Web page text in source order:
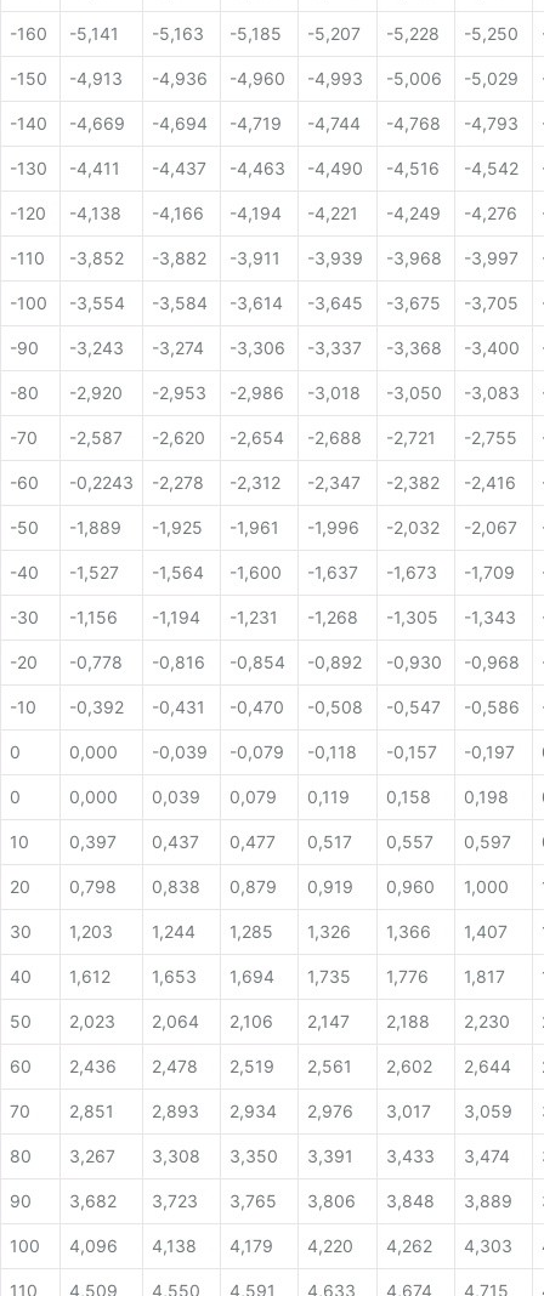
-160 -5,141 -5,163 -5,185 -5,207 -5,228 -5,250
-150 -4,913 -4,936 -4,960 -4,993 -5,006 -5,029
-140 -4,669 -4,694 -4,719 -4,744 -4,768 -4,793
-130 -4,411 -4,437 -4,463 -4,490 -4,516 -4,542
-120 -4,138 -4,166 -4,194 -4,221 -4,249 -4,276
-110 -3,852 -3,882 -3,911 -3,939 -3,968 -3,997
-100 -3,554 -3,584 -3,614 -3,645 -3,675 -3,705
-90 -3,243 -3,274 -3,306 -3,337 -3,368 -3,400
-80 -2,920 -2,953 -2,986 -3,018 -3,050 -3,083
-70 -2,587 -2,620 -2,654 -2,688 -2,721 -2,755
-60 -0,2243 -2,278 -2,312 -2,347 -2,382 -2,416
-50 -1,889 -1,925 -1,961 -1,996 -2,032 -2,067
-40 -1,527 -1,564 -1,600 -1,637 -1,673 -1,709
-30 -1,156 -1,194 -1,231 -1,268 -1,305 -1,343
-20 -0,778 -0,816 -0,854 -0,892 -0,930 -0,968
-10 -0,392 -0,431 -0,470 -0,508 -0,547 -0,586
0 0,000 -0,039 -0,079 -0,118 -0,157 -0,197
0 0,000 0,039 0,079 0,119 0,158 0,198
10 0,397 0,437 0,477 0,517 0,557 0,597
20 0,798 0,838 0,879 0,919 0,960 1,000
30 1,203 1,244 1,285 1,326 1,366 1,407
40 1,612 1,653 1,694 1,735 1,776 1,817
50 2,023 2,064 2,106 2,147 2,188 2,230
60 2,436 2,478 2,519 2,561 2,602 2,644
70 2,851 2,893 2,934 2,976 3,017 3,059
80 3,267 3,308 3,350 3,391 3,433 3,474
90 3,682 3,723 3,765 3,806 3,848 3,889
100 4,096 4,138 4,179 4,220 4,262 4,303
110 4,509 4,550 4,591 4,633 4,674 4,715